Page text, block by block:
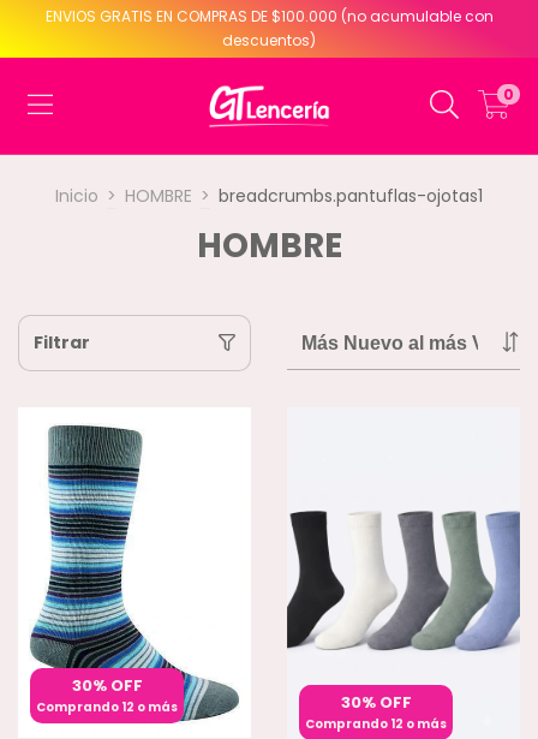
ENVIOS GRATIS EN COMPRAS DE $100.000 (no acumulable con
descuentos)
0
Inicio > HOMBRE > breadcrumbs.pantuflas-ojotas1
HOMBRE
Filtrar
30% OFF
Comprando 12 o más 30% OFF
Comprando 12 o más